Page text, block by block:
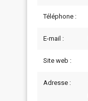
Téléphone :
E-mail :
Site web :
Adresse :